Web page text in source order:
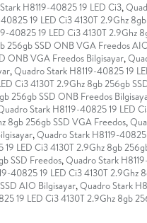
H8119-40825 19 LED Ci3,
19 LED Ci3 4130T 2.9Ghz
40825 19 LED Ci3 4130T 2.9Ghz
256gb SSD ONB VGA Freedos
ONB VGA Freedos Bilgisayar,
,Quadro Stark H8119-40825 19
Ci3 4130T 2.9Ghz 8gb 256gb
256gb SSD ONB Freedos
Stark H8119-40825 19 LED
8gb 256gb SSD VGA Freedos,
,Quadro Stark H8119-
LED Ci3 4130T 2.9Ghz 8gb
SSD Freedos,Quadro Stark
40825 19 LED Ci3 4130T 2.9Ghz
AIO Bilgisayar,Quadro Stark
19 LED Ci3 4130T 2.9Ghz 8gb